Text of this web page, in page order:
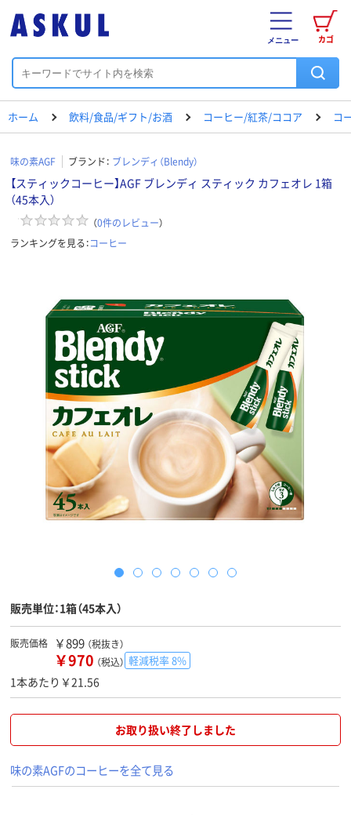
カゴ
メニュー
ホーム 飲料/食品/ギフト/お酒 コーヒー/紅茶/ココア コ
味の素AGF ブランド： ブレンディ（Blendy）
【スティックコーヒー】AGF ブレンディ スティック カフェオレ 1箱
（45本入）
（0件のレビュー）
ランキングを見る：コーヒー
販売単位：1箱（45本入）
販売価格 ￥899 （税抜き）
￥970 （税込） 軽減税率 8%
1本あたり￥21.56
お取り扱い終了しました
味の素AGFのコーヒーを全て見る